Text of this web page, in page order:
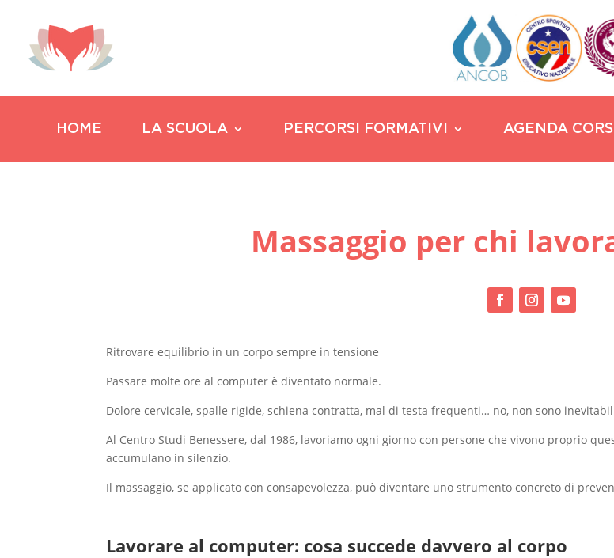
HOME LA SCUOLA PERCORSI FORMATIVI AGENDA CORSI
Massaggio per chi
Ritrovare equilibrio in un corpo sempre in tensione
Passare molte ore al computer è diventato normale.
Dolore cervicale, spalle rigide, schiena contratta, mal di testa frequenti… no, non sono
Al Centro Studi Benessere, dal 1986, lavoriamo ogni giorno con persone che vivono proprio
accumulano in silenzio.
Il massaggio, se applicato con consapevolezza, può diventare uno strumento concreto di
Lavorare al computer: cosa succede davvero al corpo